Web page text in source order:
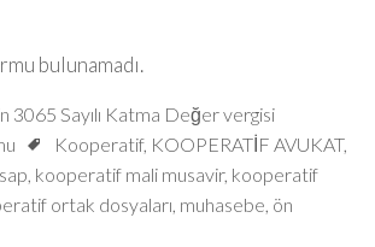
bulunamadı.
3065 Sayılı Katma Değer vergisi
Kooperatif, KOOPERATİF AVUKAT,
kooperatif mali musavir, kooperatif
ortak dosyaları muhasebe ön